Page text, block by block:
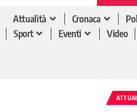
Attualità Cronaca
Sport
Eventi Video